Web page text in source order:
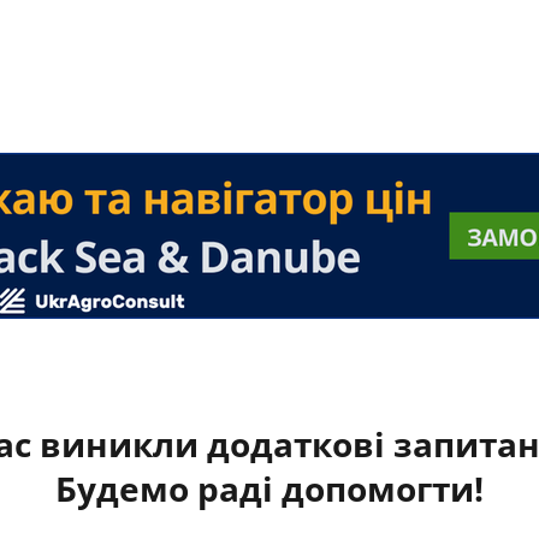
виникли додаткові
Будемо раді допомогти!